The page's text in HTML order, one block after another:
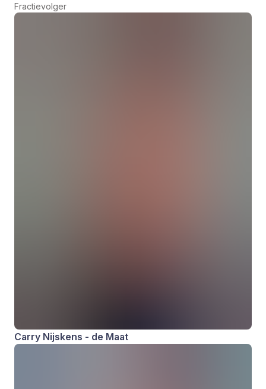
Fractievolger
Carry Nijskens - de Maat